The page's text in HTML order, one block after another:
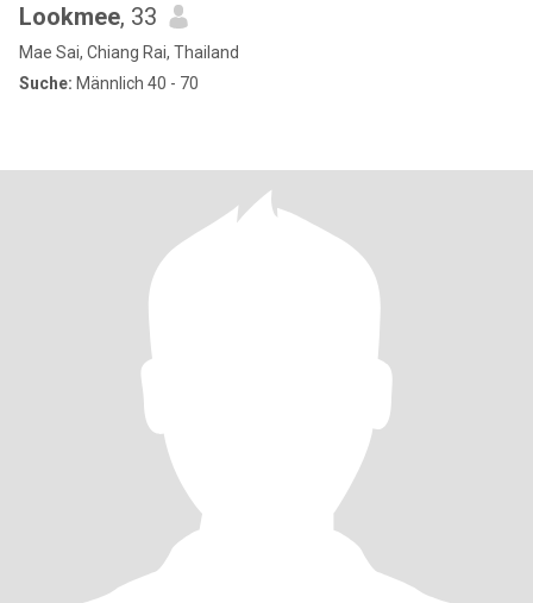
Lookmee, 33
Mae Sai, Chiang Rai, Thailand
Suche: Männlich 40 - 70